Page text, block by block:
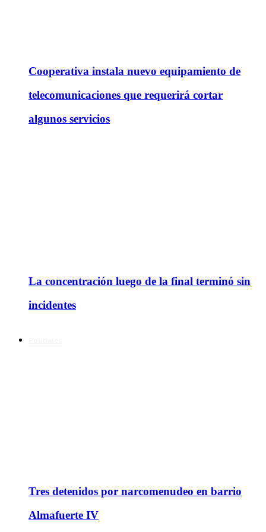
Cooperativa instala nuevo equipamiento de
telecomunicaciones que requerirá cortar
algunos servicios
La concentración luego de la final terminó sin
incidentes
Tres detenidos por narcomenudeo en barrio
Almafuerte IV